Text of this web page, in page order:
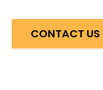
CONTACT US